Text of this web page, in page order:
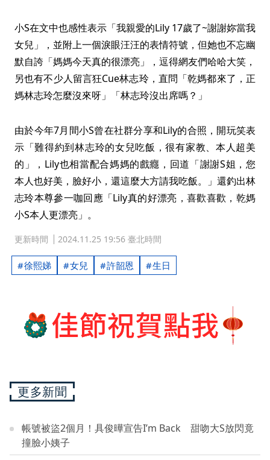
小S在文中也感性表示「我親愛的Lily 17歲了~謝謝妳當我
女兒」，並附上一個淚眼汪汪的表情符號，但她也不忘幽
默自誇「媽媽今天真的很漂亮」，逗得網友們哈哈大笑，
另也有不少人留言狂Cue林志玲，直問「乾媽都來了，正
媽林志玲怎麼沒來呀」「林志玲沒出席嗎？」
由於今年7月間小S曾在社群分享和Lily的合照，開玩笑表
示「難得約到林志玲的女兒吃飯，很有家教、本人超美
的」，Lily也相當配合媽媽的戲癮，回道「謝謝S姐，您
本人也好美，臉好小，還這麼大方請我吃飯。」還釣出林
志玲本尊參一咖回應「Lily真的好漂亮，喜歡喜歡，乾媽
小S本人更漂亮」。
更新時間 2024.11.25 19:56 臺北時間
徐熙娣 女兒 許韶恩 生日
更多新聞
帳號被盜2個月！具俊曄宣告I’m Back 甜吻大S放閃竟
撞臉小姨子